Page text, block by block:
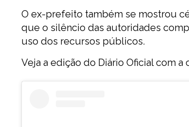
O ex-prefeito também se mostrou
que o silêncio das autoridades
uso dos recursos públicos.
Veja a edição do Diário Oficial com